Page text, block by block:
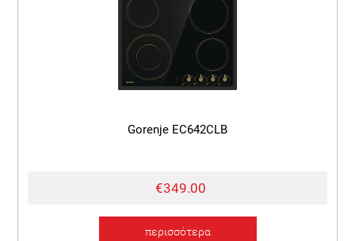
Gorenje EC642CLB
€349.00
περισσότερα